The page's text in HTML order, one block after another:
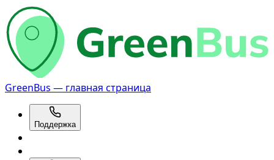
GreenBus — главная страница
Поддержка